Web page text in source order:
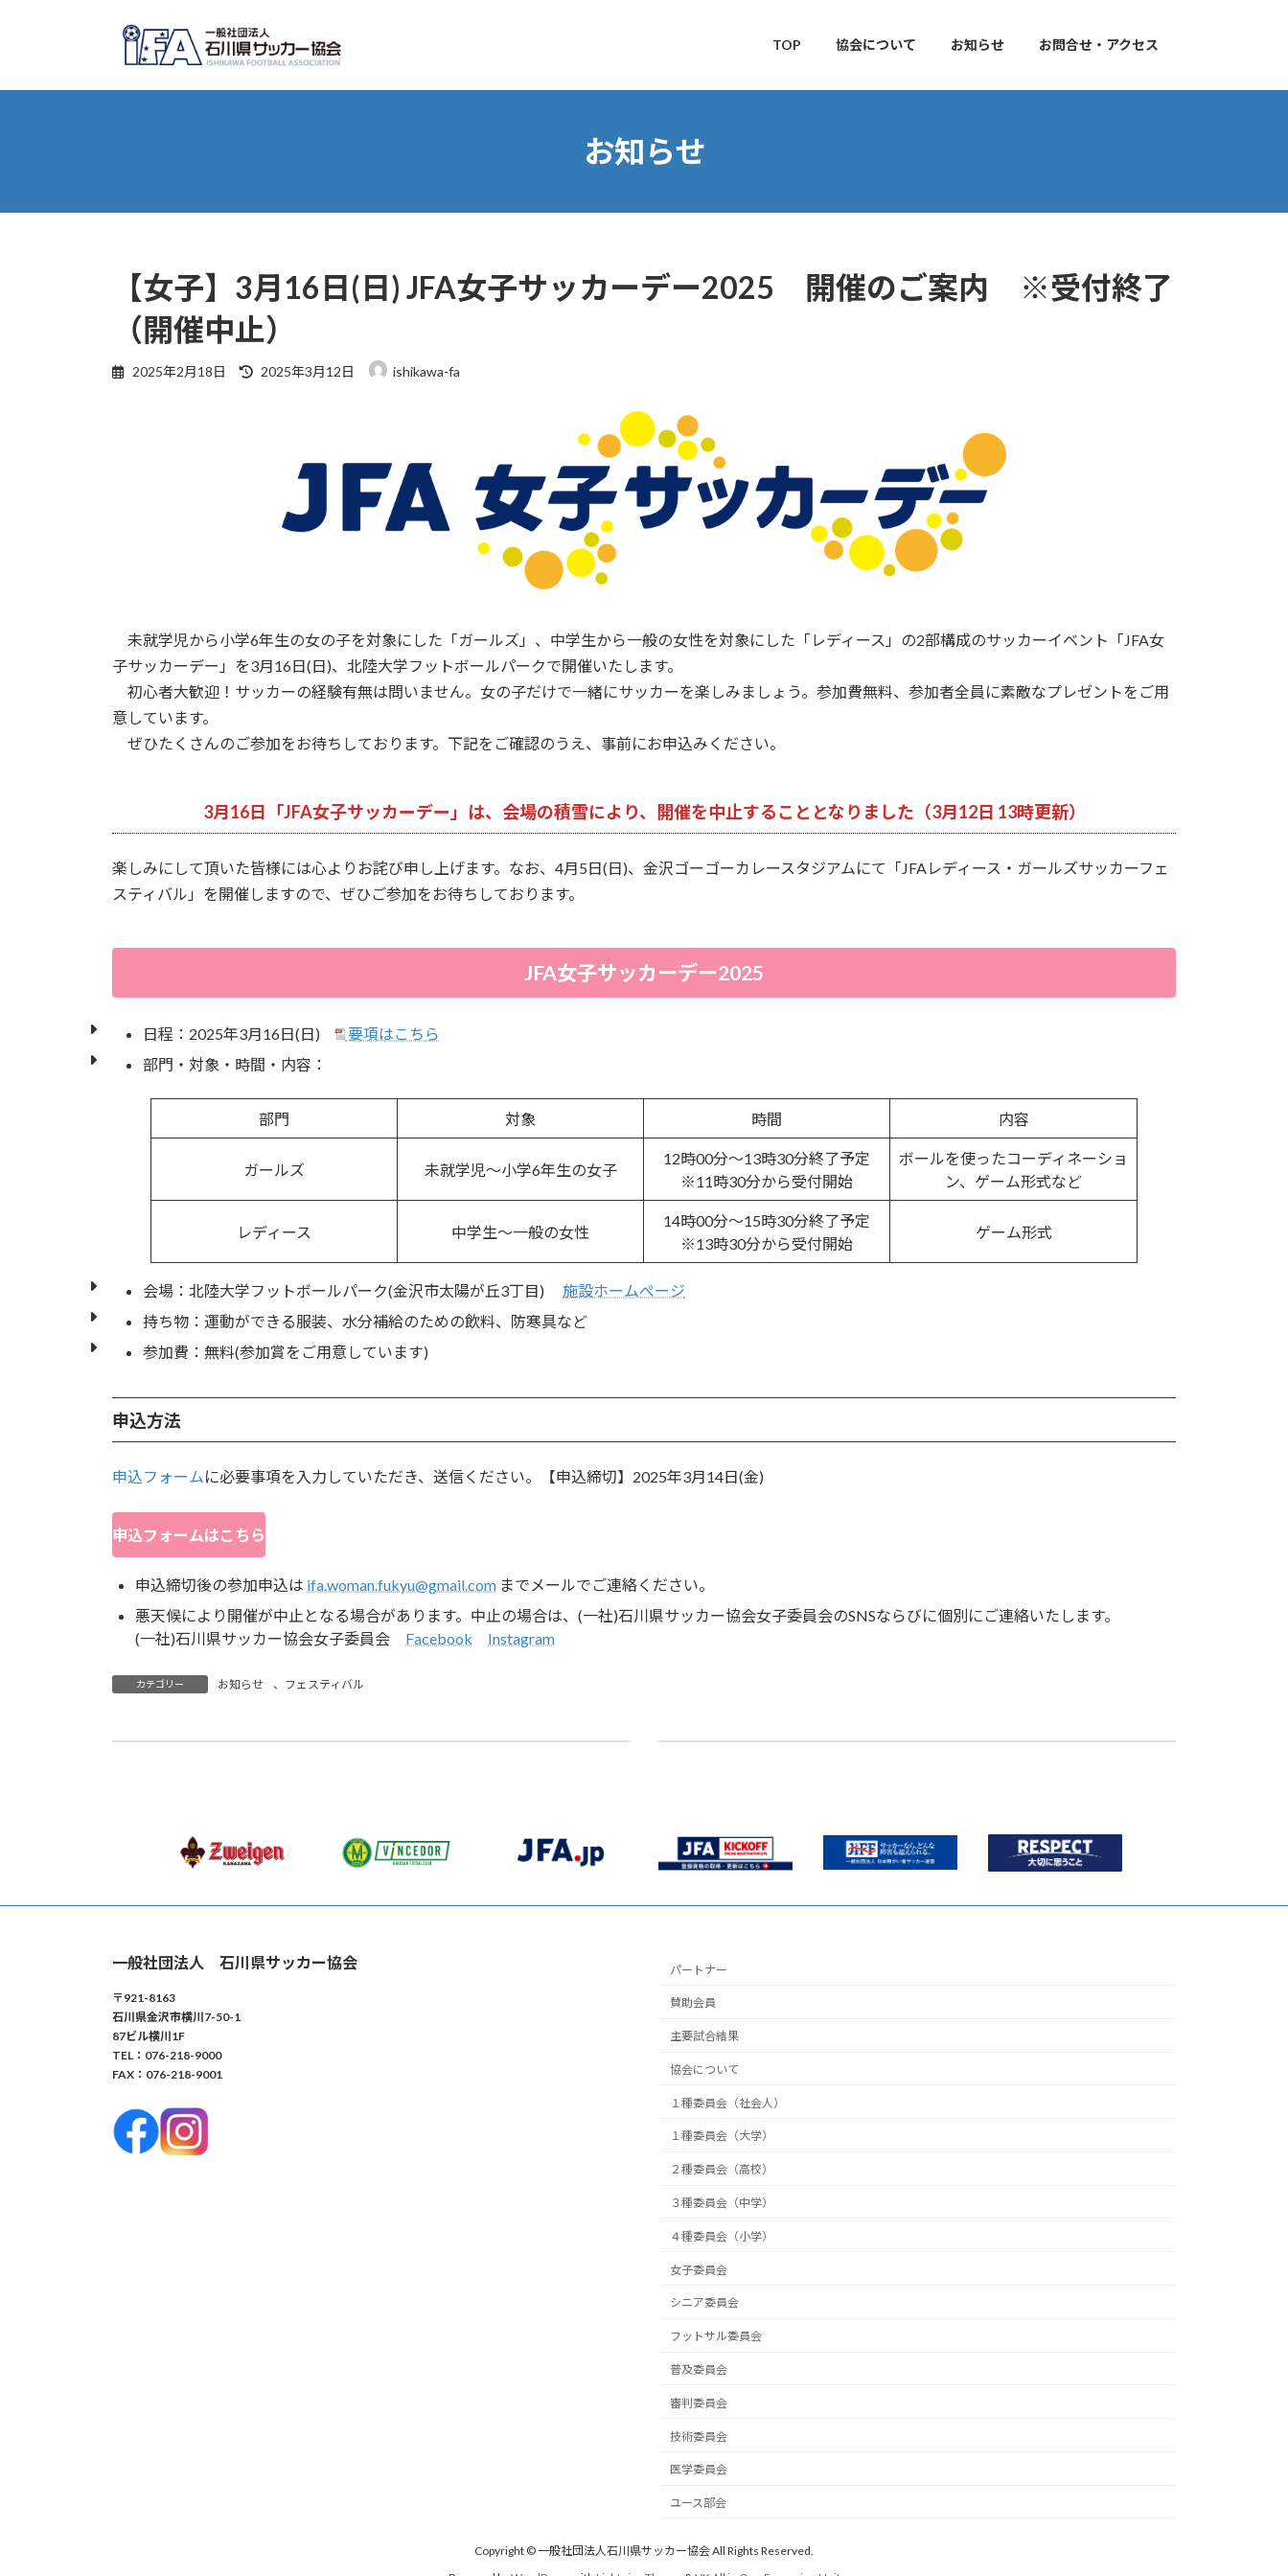
プ
動
TOP 協会について お知らせ お問合せ・アクセス
お知らせ
【女子】3月16日(日) JFA女子サッカーデー2025 開催のご案内 ※受付終了
（開催中止）
2025年2月18日
最
2025年3月12日 ishikawa-fa
未就学児から小学6年生の女の子を対象にした「ガールズ」、中学生から一般の女性を対象にした「レディース」の2部構成のサッカーイベント「JFA女
子サッカーデー」を3月16日(日)、北陸大学フットボールパークで開催いたします。
初心者大歓迎！サッカーの経験有無は問いません。女の子だけで一緒にサッカーを楽しみましょう。参加費無料、参加者全員に素敵なプレゼントをご用
意しています。
ぜひたくさんのご参加をお待ちしております。下記をご確認のうえ、事前にお申込みください。
3月16日「JFA女子サッカーデー」は、会場の積雪により、 開催を中止することとなりました （3月12日 13時更新）
楽しみにして頂いた皆様には心よりお詫び申し上げます。なお、4月5日(日)、金沢ゴーゴーカレースタジアムにて「JFAレディース・ガールズサッカーフェ
スティバル」を開催しますので、ぜひご参加をお待ちしております。
JFA女子サッカーデー2025
日程：2025年3月16日(日)
要項はこちら
部門・対象・時間・内容：
部門 対象 時間 内容
ガールズ 未就学児～小学6年生の女子
12時00分～13時30分終了予定
※11時30分から受付開始
ボールを使ったコーディネーショ
ン、ゲーム形式など
レディース 中学生～一般の女性
14時00分～15時30分終了予定
※13時30分から受付開始
ゲーム形式
会場：北陸大学フットボールパーク(金沢市太陽が丘3丁目) 施設ホームぺージ
持ち物：運動ができる服装、水分補給のための飲料、防寒具など
参加費：無料(参加賞をご用意しています)
申込方法
申込フォームに必要事項を入力していただき、送信ください。【申込締切】2025年3月14日(金)
申込フォームはこちら
申込締切後の参加申込は ifa.woman.fukyu@gmail.com までメールでご連絡ください。
悪天候により開催が中止となる場合があります。中止の場合は、(一社)石川県サッカー協会女子委員会のSNSならびに個別にご連絡いたします。
(一社)石川県サッカー協会女子委員会 Facebook Instagram
カテゴリー お知らせ 、 フェスティバル
一般社団法人 石川県サッカー協会
〒921-8163
石川県金沢市横川7-50-1
87ビル横川1F
TEL：076-218-9000
FAX：076-218-9001
パートナー
賛助会員
主要試合結果
協会について
１種委員会（社会人）
１種委員会（大学）
２種委員会（高校）
３種委員会（中学）
４種委員会（小学）
女子委員会
シニア委員会
フットサル委員会
普及委員会
審判委員会
技術委員会
医学委員会
ユース部会
Copyright © 一般社団法人石川県サッカー協会 All Rights Reserved.